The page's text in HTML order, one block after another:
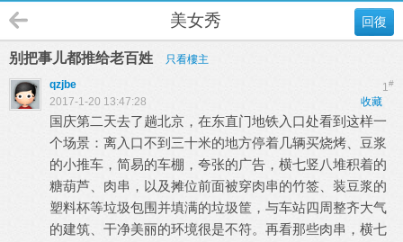
回復
美女秀
别把事儿都推给老百姓 只看樓主
1#
qzjbe
收藏
2017-1-20 13:47:28
国庆第二天去了趟北京，在东直门地铁入口处看到这样一
个场景：离入口不到三十米的地方停着几辆买烧烤、豆浆
的小推车，简易的车棚，夸张的广告，横七竖八堆积着的
糖葫芦、肉串，以及摊位前面被穿肉串的竹签、装豆浆的
塑料杯等垃圾包围并填满的垃圾筐，与车站四周整齐大气
的建筑、干净美丽的环境很是不符。再看那些肉串，横七